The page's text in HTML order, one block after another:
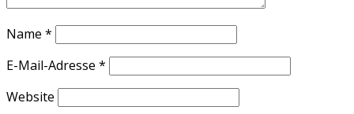
Name *
E-Mail-Adresse *
Website